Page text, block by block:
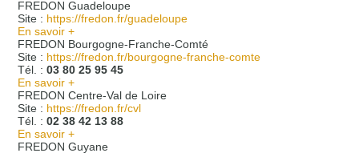
FREDON Guadeloupe
Site : https://fredon.fr/guadeloupe
En savoir +
FREDON Bourgogne-Franche-Comté
Site : https://fredon.fr/bourgogne-franche-comte
Tél. : 03 80 25 95 45
En savoir +
FREDON Centre-Val de Loire
Site : https://fredon.fr/cvl
Tél. : 02 38 42 13 88
En savoir +
FREDON Guyane